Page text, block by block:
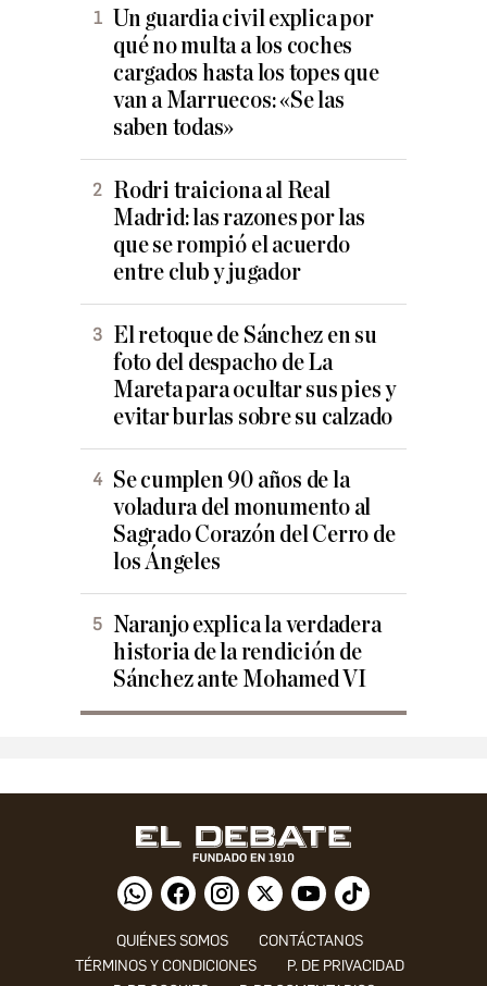
Un guardia civil explica por
qué no multa a los coches
cargados hasta los topes que
van a Marruecos: «Se las
saben todas»
Rodri traiciona al Real
Madrid: las razones por las
que se rompió el acuerdo
entre club y jugador
El retoque de Sánchez en su
foto del despacho de La
Mareta para ocultar sus pies y
evitar burlas sobre su calzado
Se cumplen 90 años de la
voladura del monumento al
Sagrado Corazón del Cerro de
los Ángeles
Naranjo explica la verdadera
historia de la rendición de
Sánchez ante Mohamed VI
QUIÉNES SOMOS
CONTÁCTANOS
TÉRMINOS Y CONDICIONES
P. DE PRIVACIDAD